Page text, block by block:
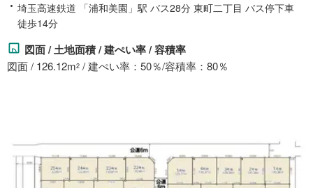
埼玉高速鉄道 「浦和美園」駅 バス28分 東町二丁目 バス停下車
徒歩14分
図面 / 土地面積 / 建ぺい率 / 容積率
図面 / 126.12m2 / 建ぺい率：50％/容積率：80％